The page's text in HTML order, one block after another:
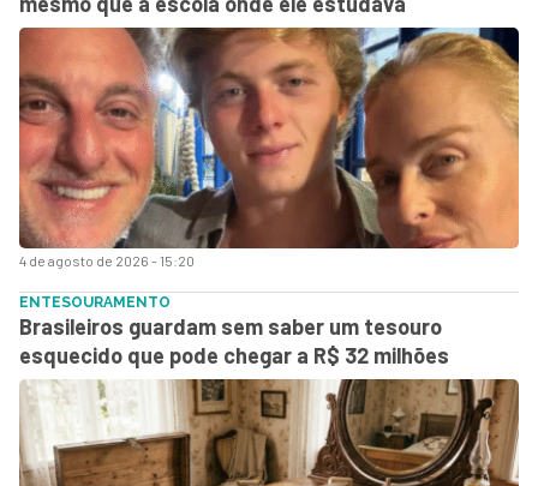
4 de agosto de 2026 - 15:20
ENTESOURAMENTO
Brasileiros guardam sem saber um tesouro
esquecido que pode chegar a R$ 32 milhões